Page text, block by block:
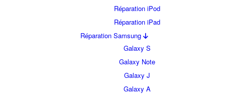
Réparation iPod
Réparation iPad
Réparation Samsung
Galaxy S
Galaxy Note
Galaxy J
Galaxy A